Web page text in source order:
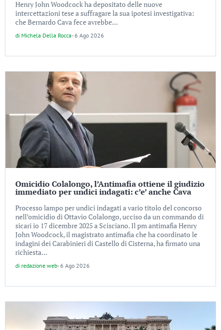
Henry John Woodcock ha depositato delle nuove
intercettazioni tese a suffragare la sua ipotesi investigativa:
che Bernardo Cava fece avrebbe...
di Michela Della Rocca-6 Ago 2026
Omicidio Colalongo, l’Antimafia ottiene il giudizio
immediato per undici indagati: c’e’ anche Cava
Processo lampo per undici indagati a vario titolo del concorso
nell’omicidio di Ottavio Colalongo, ucciso da un commando di
sicari io 17 dicembre 2025 a Scisciano. Il pm antimafia Henry
John Woodcock, il magistrato antimafia che ha coordinato le
indagini dei Carabinieri di Castello di Cisterna, ha firmato una
richiesta...
di redazione web-6 Ago 2026